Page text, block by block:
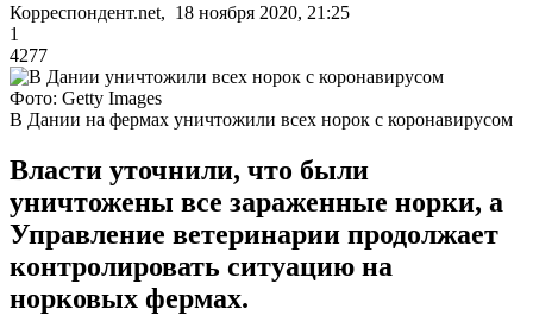
Корреспондент.net, 18 ноября 2020, 21:25
1
4277
Фото: Getty Images
В Дании на фермах уничтожили всех норок с коронавирусом
Власти уточнили, что были
уничтожены все зараженные норки, а
Управление ветеринарии продолжает
контролировать ситуацию на
норковых фермах.